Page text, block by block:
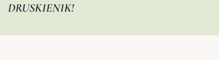
DRUSKIENIK!